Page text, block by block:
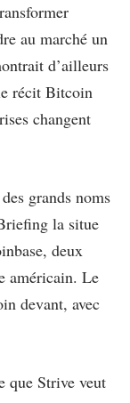
au marché un
d’ailleurs
récit Bitcoin
changent
grands noms
la situe
deux
américain. Le
devant, avec
que Strive veut